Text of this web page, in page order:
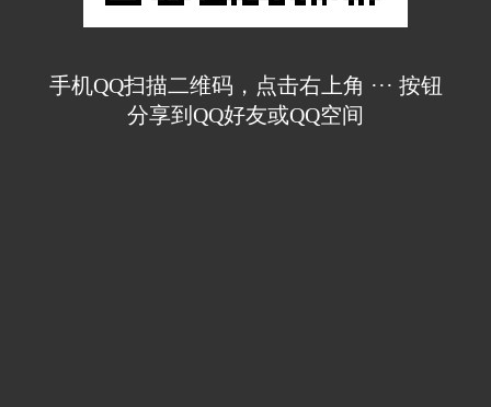
手机QQ扫描二维码，点击右上角 ··· 按钮
分享到QQ好友或QQ空间